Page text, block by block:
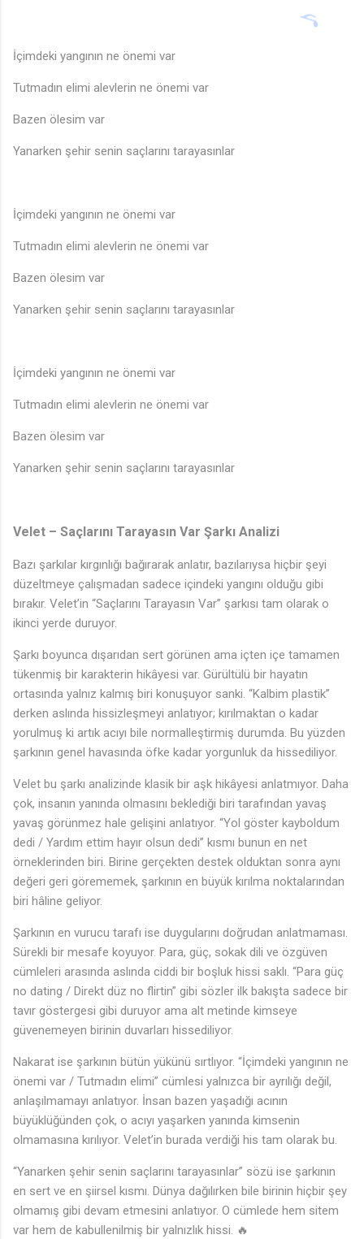
İçimdeki yangının ne önemi var
Tutmadın elimi alevlerin ne önemi var
Bazen ölesim var
Yanarken şehir senin saçlarını tarayasınlar
İçimdeki yangının ne önemi var
Tutmadın elimi alevlerin ne önemi var
Bazen ölesim var
Yanarken şehir senin saçlarını tarayasınlar
İçimdeki yangının ne önemi var
Tutmadın elimi alevlerin ne önemi var
Bazen ölesim var
Yanarken şehir senin saçlarını tarayasınlar
Velet – Saçlarını Tarayasın Var Şarkı Analizi
Bazı şarkılar kırgınlığı bağırarak anlatır, bazılarıysa hiçbir şeyi
düzeltmeye çalışmadan sadece içindeki yangını olduğu gibi
bırakır. Velet’in “Saçlarını Tarayasın Var” şarkısı tam olarak o
ikinci yerde duruyor.
Şarkı boyunca dışarıdan sert görünen ama içten içe tamamen
tükenmiş bir karakterin hikâyesi var. Gürültülü bir hayatın
ortasında yalnız kalmış biri konuşuyor sanki. “Kalbim plastik”
derken aslında hissizleşmeyi anlatıyor; kırılmaktan o kadar
yorulmuş ki artık acıyı bile normalleştirmiş durumda. Bu yüzden
şarkının genel havasında öfke kadar yorgunluk da hissediliyor.
Velet bu şarkı analizinde klasik bir aşk hikâyesi anlatmıyor. Daha
çok, insanın yanında olmasını beklediği biri tarafından yavaş
yavaş görünmez hale gelişini anlatıyor. “Yol göster kayboldum
dedi / Yardım ettim hayır olsun dedi” kısmı bunun en net
örneklerinden biri. Birine gerçekten destek olduktan sonra aynı
değeri geri görememek, şarkının en büyük kırılma noktalarından
biri hâline geliyor.
Şarkının en vurucu tarafı ise duygularını doğrudan anlatmaması.
Sürekli bir mesafe koyuyor. Para, güç, sokak dili ve özgüven
cümleleri arasında aslında ciddi bir boşluk hissi saklı. “Para güç
no dating / Direkt düz no flirtin” gibi sözler ilk bakışta sadece bir
tavır göstergesi gibi duruyor ama alt metinde kimseye
güvenemeyen birinin duvarları hissediliyor.
Nakarat ise şarkının bütün yükünü sırtlıyor. “İçimdeki yangının ne
önemi var / Tutmadın elimi” cümlesi yalnızca bir ayrılığı değil,
anlaşılmamayı anlatıyor. İnsan bazen yaşadığı acının
büyüklüğünden çok, o acıyı yaşarken yanında kimsenin
olmamasına kırılıyor. Velet’in burada verdiği his tam olarak bu.
“Yanarken şehir senin saçlarını tarayasınlar” sözü ise şarkının
en sert ve en şiirsel kısmı. Dünya dağılırken bile birinin hiçbir şey
olmamış gibi devam etmesini anlatıyor. O cümlede hem sitem
var hem de kabullenilmiş bir yalnızlık hissi. 🔥
♪